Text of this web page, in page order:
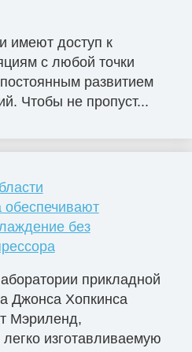
имеют доступ к
с любой точки
развитием
Чтобы не пропуст...
обеспечивают
без
прикладной
Джонса Хопкинса
Мэриленд,
изготавливаемую